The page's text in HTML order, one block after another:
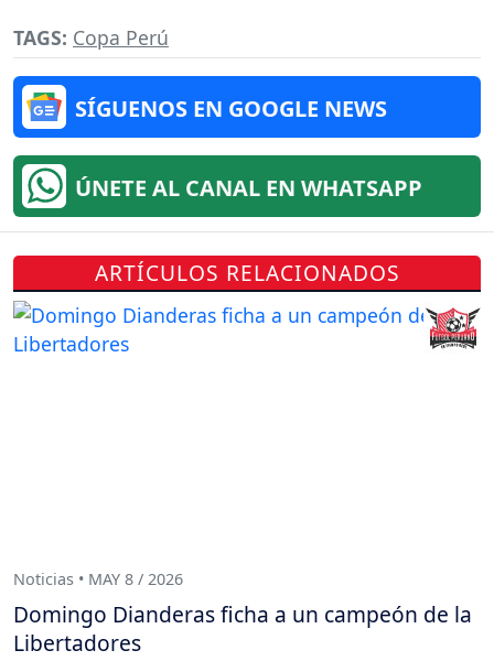
TAGS: Copa Perú
SÍGUENOS EN GOOGLE NEWS
ÚNETE AL CANAL EN WHATSAPP
ARTÍCULOS RELACIONADOS
Noticias • MAY 8 / 2026
Domingo Dianderas ficha a un campeón de la
Libertadores